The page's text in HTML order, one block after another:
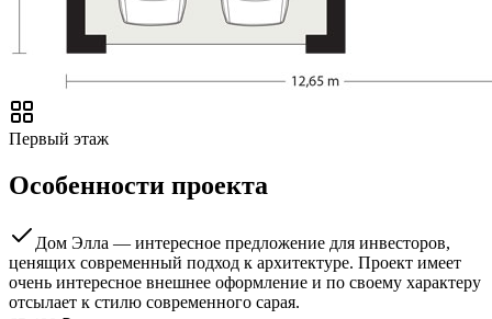
Первый этаж
Особенности проекта
Дом Элла — интересное предложение для инвесторов,
ценящих современный подход к архитектуре. Проект имеет
очень интересное внешнее оформление и по своему характеру
отсылает к стилю современного сарая.